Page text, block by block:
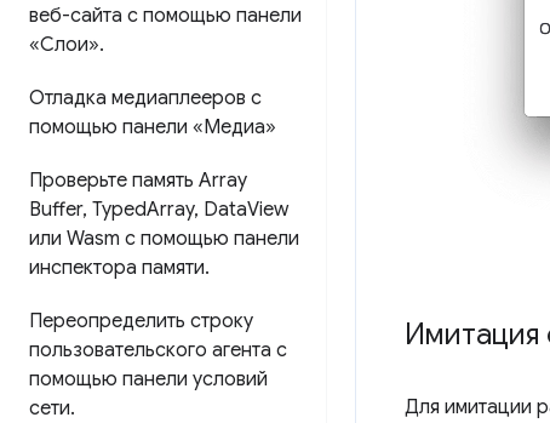
веб-сайта с помощью панели
«Слои».
Отладка медиаплееров с
помощью панели «Медиа»
Проверьте память Array
Buffer, TypedArray, DataView
или Wasm с помощью панели
инспектора памяти.
Переопределить строку
пользовательского агента с
помощью панели условий
сети.
Имитация
Для имитации